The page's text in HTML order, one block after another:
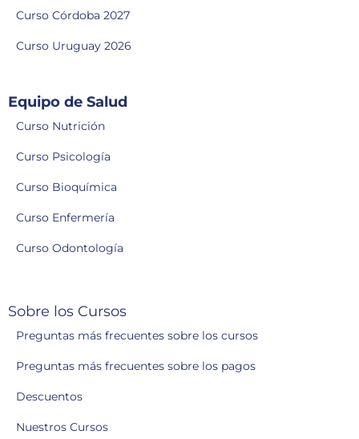
Curso Córdoba 2027
Curso Uruguay 2026
Equipo de Salud
Curso Nutrición
Curso Psicología
Curso Bioquímica
Curso Enfermería
Curso Odontología
Sobre los Cursos
Preguntas más frecuentes sobre los cursos
Preguntas más frecuentes sobre los pagos
Descuentos
Nuestros Cursos